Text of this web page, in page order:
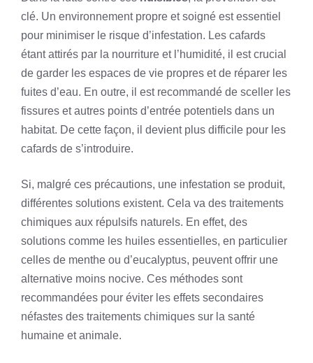
clé. Un environnement propre et soigné est essentiel
pour minimiser le risque d’infestation. Les cafards
étant attirés par la nourriture et l’humidité, il est crucial
de garder les espaces de vie propres et de réparer les
fuites d’eau. En outre, il est recommandé de sceller les
fissures et autres points d’entrée potentiels dans un
habitat. De cette façon, il devient plus difficile pour les
cafards de s’introduire.
Si, malgré ces précautions, une infestation se produit,
différentes solutions existent. Cela va des traitements
chimiques aux répulsifs naturels. En effet, des
solutions comme les huiles essentielles, en particulier
celles de menthe ou d’eucalyptus, peuvent offrir une
alternative moins nocive. Ces méthodes sont
recommandées pour éviter les effets secondaires
néfastes des traitements chimiques sur la santé
humaine et animale.